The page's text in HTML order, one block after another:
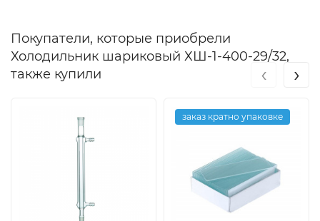
Покупатели, которые приобрели
Холодильник шариковый ХШ-1-400-29/32,
также купили
заказ кратно упаковке
‹ ›